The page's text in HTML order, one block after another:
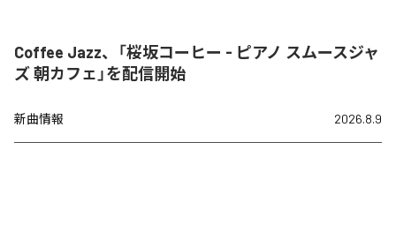
Coffee Jazz、「桜坂コーヒー - ピアノ スムースジャ
ズ 朝カフェ」を配信開始
新曲情報 2026.8.9